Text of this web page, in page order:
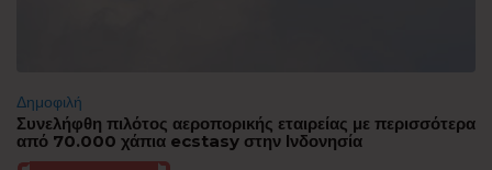
Δημοφιλή
Συνελήφθη πιλότος αεροπορικής εταιρείας με περισσότερα
από 70.000 χάπια ecstasy στην Ινδονησία